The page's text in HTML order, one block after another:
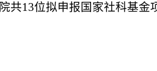
院共13位拟申报国家社科基金